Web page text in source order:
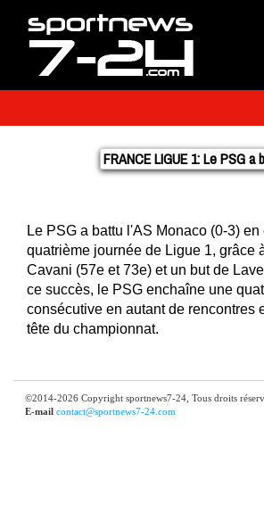
FRANCE LIGUE 1: Le PSG
Le PSG a battu l'AS Monaco (0-3) en
quatrième journée de Ligue 1, grâce
Cavani (57e et 73e) et un but de
ce succès, le PSG enchaîne une
consécutive en autant de rencontres
tête du championnat.
©2014-2026 Copyright sportnews7-24, Tous droits
E-mail contact@sportnews7-24.com